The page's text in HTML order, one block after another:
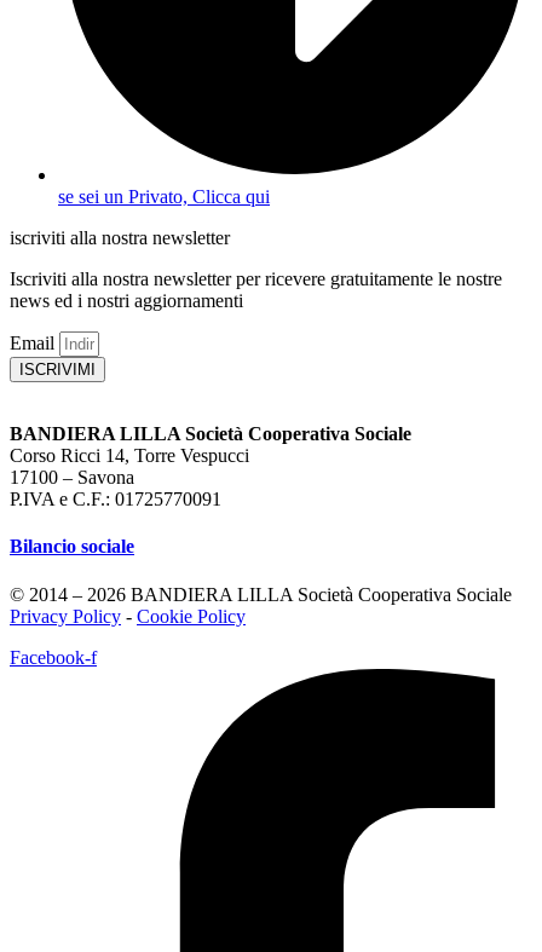
se sei un Privato, Clicca qui
iscriviti alla nostra newsletter
Iscriviti alla nostra newsletter per ricevere gratuitamente le nostre
news ed i nostri aggiornamenti
Email
ISCRIVIMI
BANDIERA LILLA Società Cooperativa Sociale
Corso Ricci 14, Torre Vespucci
17100 – Savona
P.IVA e C.F.: 01725770091
Bilancio sociale
© 2014 – 2026 BANDIERA LILLA Società Cooperativa Sociale
Privacy Policy - Cookie Policy
Facebook-f